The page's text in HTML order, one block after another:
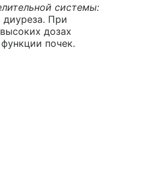
системы:
диуреза. При
дозах
почек.